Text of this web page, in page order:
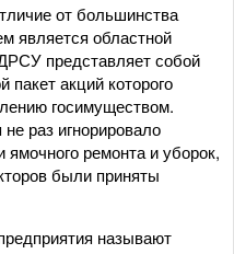
от большинства
является областной
представляет собой
пакет акций которого
госимуществом.
раз игнорировало
ремонта и уборок,
были приняты
называют